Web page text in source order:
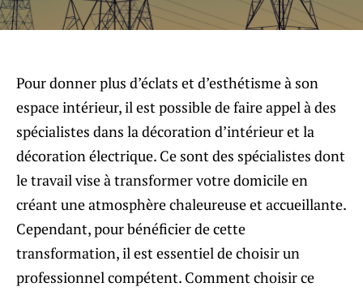
Pour donner plus d’éclats et d’esthétisme à son
espace intérieur, il est possible de faire appel à des
spécialistes dans la décoration d’intérieur et la
décoration électrique. Ce sont des spécialistes dont
le travail vise à transformer votre domicile en
créant une atmosphère chaleureuse et accueillante.
Cependant, pour bénéficier de cette
transformation, il est essentiel de choisir un
professionnel compétent. Comment choisir ce